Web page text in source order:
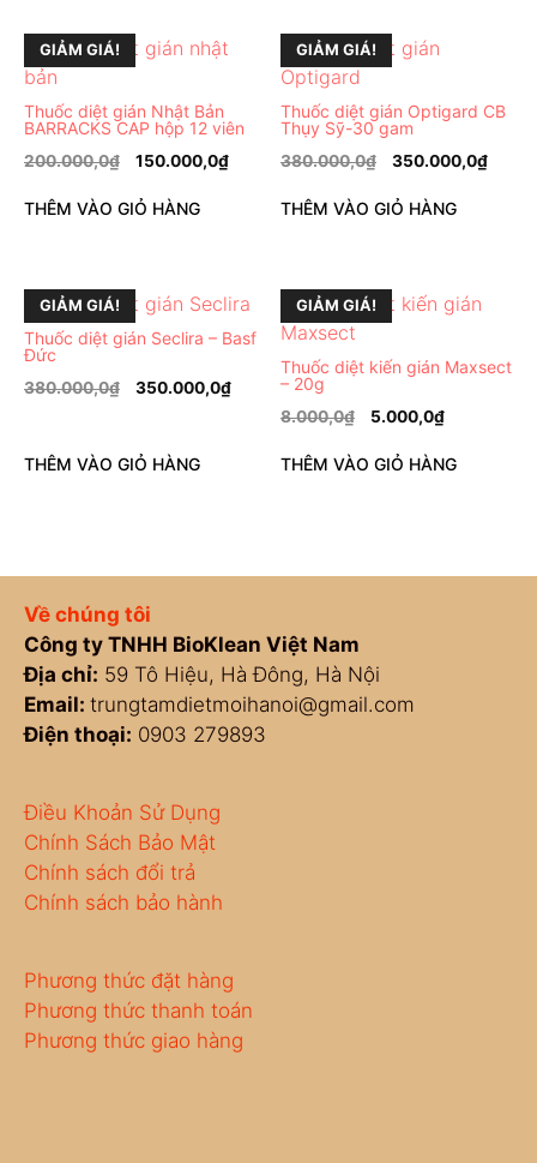
GIẢM GIÁ!
Thuốc diệt gián Nhật Bản
BARRACKS CAP hộp 12 viên
200.000,0₫ 150.000,0₫
THÊM VÀO GIỎ HÀNG
GIẢM GIÁ!
Thuốc diệt gián Optigard CB
Thụy Sỹ-30 gam
380.000,0₫ 350.000,0₫
THÊM VÀO GIỎ HÀNG
GIẢM GIÁ!
Thuốc diệt gián Seclira – Basf
Đức
380.000,0₫ 350.000,0₫
THÊM VÀO GIỎ HÀNG
GIẢM GIÁ!
Thuốc diệt kiến gián Maxsect
– 20g
8.000,0₫ 5.000,0₫
THÊM VÀO GIỎ HÀNG
Về chúng tôi
Công ty TNHH BioKlean Việt Nam
Địa chỉ: 59 Tô Hiệu, Hà Đông, Hà Nội
Email: trungtamdietmoihanoi@gmail.com
Điện thoại: 0903 279893
Điều Khoản Sử Dụng
Chính Sách Bảo Mật
Chính sách đổi trả
Chính sách bảo hành
Phương thức đặt hàng
Phương thức thanh toán
Phương thức giao hàng